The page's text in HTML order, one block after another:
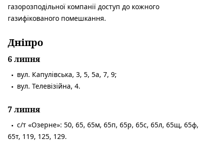
газорозподільної компанії доступ до кожного
газифікованого помешкання.
Дніпро
6 липня
вул. Капулівська, 3, 5, 5а, 7, 9;
вул. Телевізійна, 4.
7 липня
с/т «Озерне»: 50, 65, 65м, 65п, 65р, 65с, 65л, 65щ, 65ф,
65т, 119, 125, 129.